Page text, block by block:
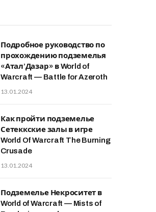
Подробное руководство по
прохождению подземелья
«Атал’Дазар» в World of
Warcraft — Battle for Azeroth
13.01.2024
Как пройти подземелье
Сетеккские залы в игре
World Of Warcraft The Burning
Crusade
13.01.2024
Подземелье Некроситет в
World of Warcraft — Mists of